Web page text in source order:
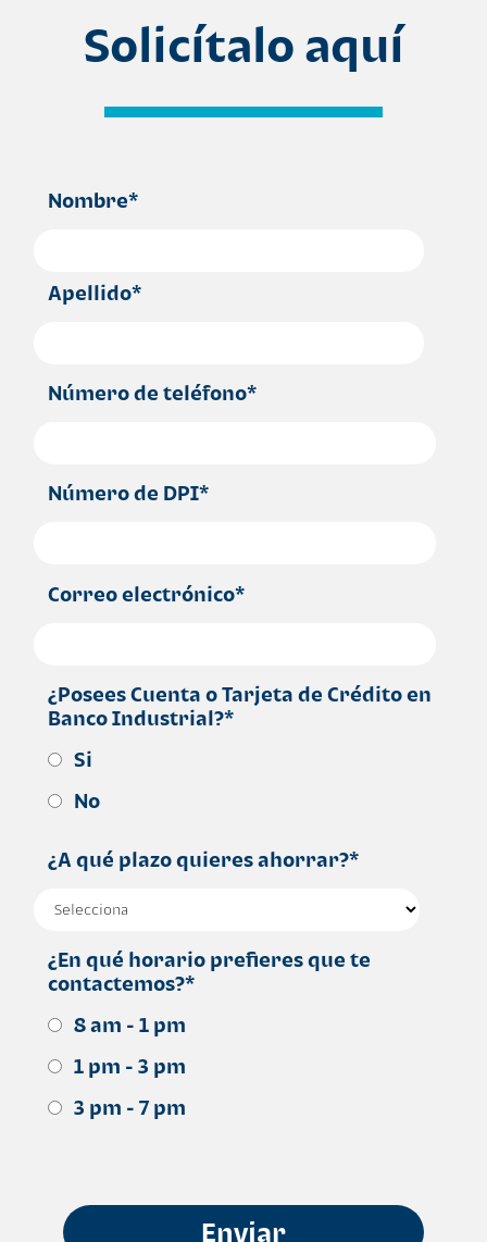
Solicítalo aquí
Nombre*
Apellido*
Número de teléfono*
Número de DPI*
Correo electrónico*
¿Posees Cuenta o Tarjeta de Crédito en
Banco Industrial?*
Si
No
¿A qué plazo quieres ahorrar?*
¿En qué horario prefieres que te
contactemos?*
8 am - 1 pm
1 pm - 3 pm
3 pm - 7 pm